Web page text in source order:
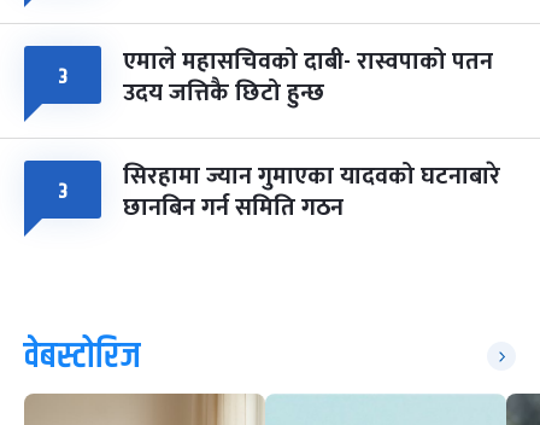
३ एमाले महासचिवको दाबी- रास्वपाको पतन
उदय जत्तिकै छिटो हुन्छ
३ सिरहामा ज्यान गुमाएका यादवको घटनाबारे
छानबिन गर्न समिति गठन
वेबस्टोरिज